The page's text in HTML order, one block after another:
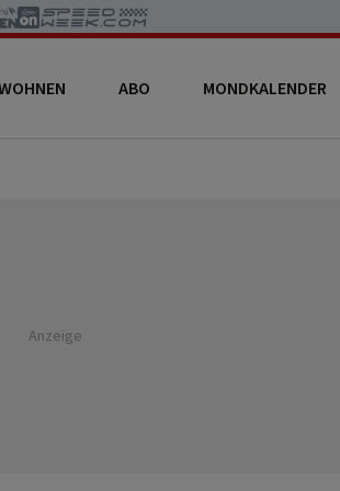
ABO MONDKALENDER
Anzeige